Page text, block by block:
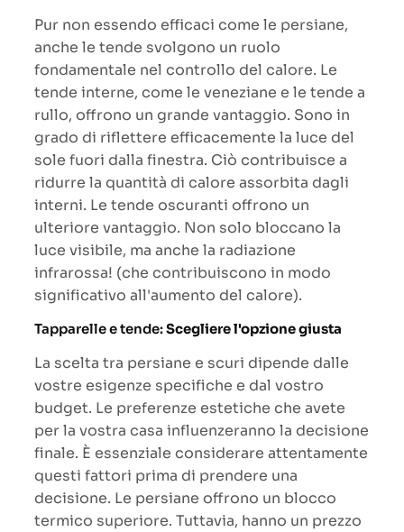
Pur non essendo efficaci come le persiane,
anche le tende svolgono un ruolo
fondamentale nel controllo del calore. Le
tende interne, come le veneziane e le tende a
rullo, offrono un grande vantaggio. Sono in
grado di riflettere efficacemente la luce del
sole fuori dalla finestra. Ciò contribuisce a
ridurre la quantità di calore assorbita dagli
interni. Le tende oscuranti offrono un
ulteriore vantaggio. Non solo bloccano la
luce visibile, ma anche la radiazione
infrarossa! (che contribuiscono in modo
significativo all'aumento del calore).
Tapparelle e tende:Scegliere l'opzione giusta
La scelta tra persiane e scuri dipende dalle
vostre esigenze specifiche e dal vostro
budget. Le preferenze estetiche che avete
per la vostra casa influenzeranno la decisione
finale. È essenziale considerare attentamente
questi fattori prima di prendere una
decisione. Le persiane offrono un blocco
termico superiore. Tuttavia, hanno un prezzo